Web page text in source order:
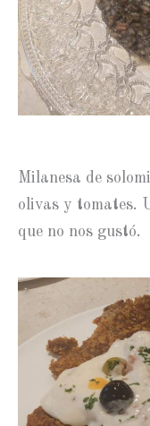
Milanesa de
olivas y tomates.
que no nos gustó.